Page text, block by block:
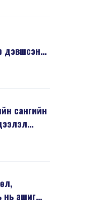
дэвшсэн
сангийн
...
х...